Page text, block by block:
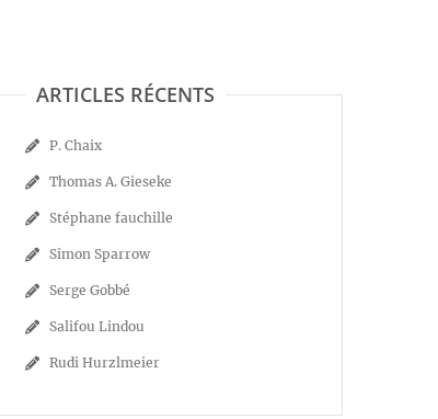
ARTICLES RÉCENTS
P. Chaix
Thomas A. Gieseke
Stéphane fauchille
Simon Sparrow
Serge Gobbé
Salifou Lindou
Rudi Hurzlmeier